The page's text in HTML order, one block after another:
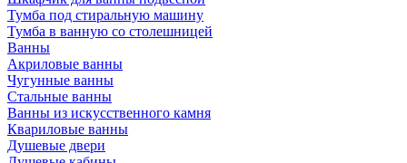
Тумба под стиральную машину
Тумба в ванную со столешницей
Ванны
Акриловые ванны
Чугунные ванны
Стальные ванны
Ванны из искусственного камня
Квариловые ванны
Душевые двери